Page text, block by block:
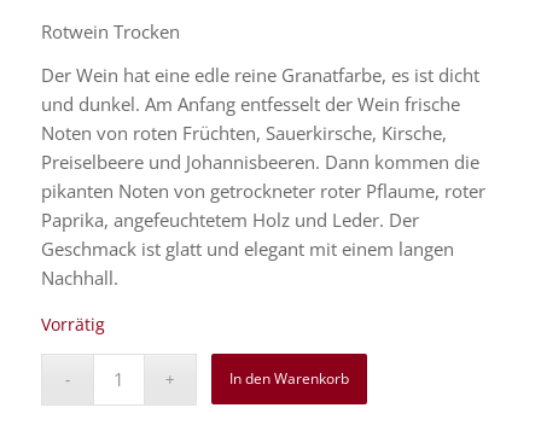
Rotwein Trocken
Der Wein hat eine edle reine Granatfarbe, es ist dicht
und dunkel. Am Anfang entfesselt der Wein frische
Noten von roten Früchten, Sauerkirsche, Kirsche,
Preiselbeere und Johannisbeeren. Dann kommen die
pikanten Noten von getrockneter roter Pflaume, roter
Paprika, angefeuchtetem Holz und Leder. Der
Geschmack ist glatt und elegant mit einem langen
Nachhall.
Vorrätig
In den Warenkorb